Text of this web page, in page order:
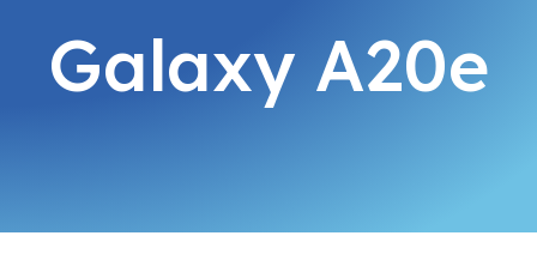
Galaxy A20e